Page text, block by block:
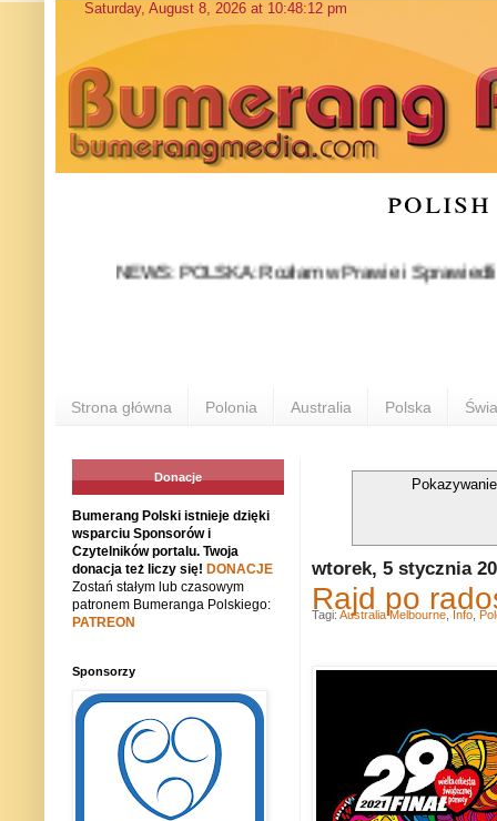
NEWS: POLSKA: Rozłam w Prawie i
Strona główna Polonia Australia Polska
wtorek, 5 stycznia
Rajd po
Tagi: Australia Melbourne Info
Donacje
Bumerang Polski istnieje dzięki
wsparciu Sponsorów i
Czytelników portalu. Twoja
donacja też liczy się! DONACJE
Zostań stałym lub czasowym
patronem Bumeranga Polskiego:
PATREON
Sponsorzy